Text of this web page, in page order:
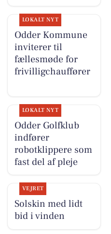
LOKALT NYT
Odder Kommune
inviterer til
fællesmøde for
frivilligchauffører
LOKALT NYT
Odder Golfklub
indfører
robotklippere som
fast del af pleje
VEJRET
Solskin med lidt
bid i vinden